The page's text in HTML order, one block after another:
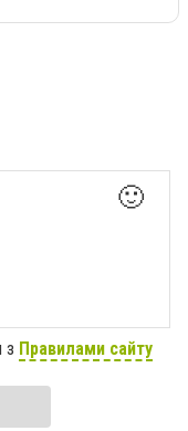
🙂
з Правилами сайту